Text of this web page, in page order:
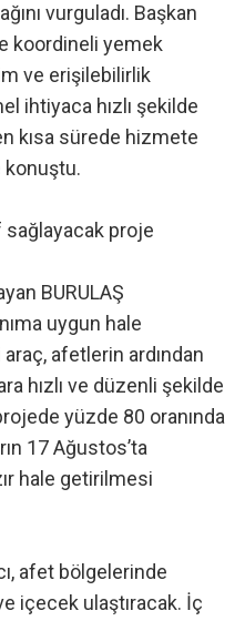
vurguladı. Başkan
koordineli yemek
ve erişilebilirlik
ihtiyaca hızlı şekilde
kısa sürede hizmete
konuştu.
sağlayacak proje
BURULAŞ
uygun hale
afetlerin ardından
hızlı ve düzenli şekilde
yüzde 80 oranında
17 Ağustos’ta
hale getirilmesi
afet bölgelerinde
içecek ulaştıracak. İç